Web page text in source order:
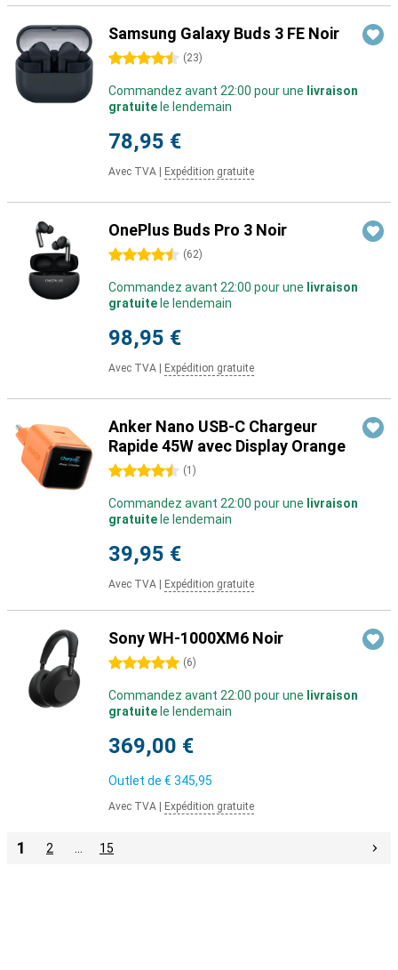
Samsung Galaxy Buds 3 FE Noir
4.5 étoiles (23)
Commandez avant 22:00 pour une livraison
gratuite le lendemain
78,95 €
Avec TVA Expédition gratuite
OnePlus Buds Pro 3 Noir
4.5 étoiles (62)
Commandez avant 22:00 pour une livraison
gratuite le lendemain
98,95 €
Avec TVA Expédition gratuite
Anker Nano USB-C Chargeur
Rapide 45W avec Display Orange
4.5 étoiles (1 )
Commandez avant 22:00 pour une livraison
gratuite le lendemain
39,95 €
Avec TVA Expédition gratuite
Sony WH-1000XM6 Noir
5 étoiles (6)
Commandez avant 22:00 pour une livraison
gratuite le lendemain
369,00 €
Outlet de € 345,95
Avec TVA Expédition gratuite
1 2 15